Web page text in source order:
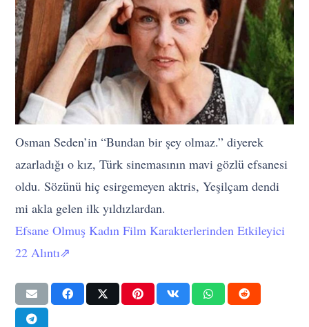
Osman Seden’in “Bundan bir şey olmaz.” diyerek
azarladığı o kız, Türk sinemasının mavi gözlü efsanesi
oldu. Sözünü hiç esirgemeyen aktris, Yeşilçam dendi
mi akla gelen ilk yıldızlardan.
Efsane Olmuş Kadın Film Karakterlerinden Etkileyici
22 Alıntı⇗